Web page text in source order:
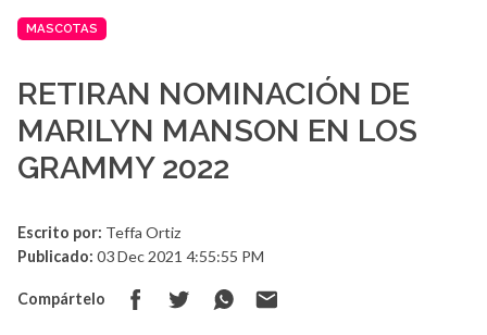
MASCOTAS
RETIRAN NOMINACIÓN DE
MARILYN MANSON EN LOS
GRAMMY 2022
Escrito por: Teffa Ortiz
Publicado: 03 Dec 2021 4:55:55 PM
Compártelo